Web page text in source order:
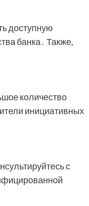
доступную
банка․ Также,
количество
инициативных
с